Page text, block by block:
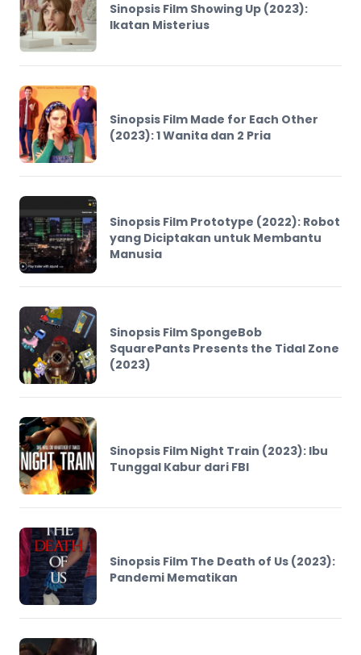
Sinopsis Film Showing Up (2023):
Ikatan Misterius
Sinopsis Film Made for Each Other
(2023): 1 Wanita dan 2 Pria
Sinopsis Film Prototype (2022): Robot
yang Diciptakan untuk Membantu
Manusia
Sinopsis Film SpongeBob
SquarePants Presents the Tidal Zone
(2023)
Sinopsis Film Night Train (2023): Ibu
Tunggal Kabur dari FBI
Sinopsis Film The Death of Us (2023):
Pandemi Mematikan